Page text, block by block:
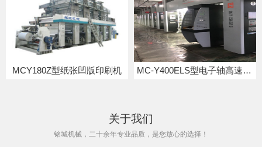
MCY180Z型纸张凹版印刷机 MC-Y400ELS型电子轴高速凹版印刷机
关于我们
铭城机械，二十余年专业品质，是您放心的选择！